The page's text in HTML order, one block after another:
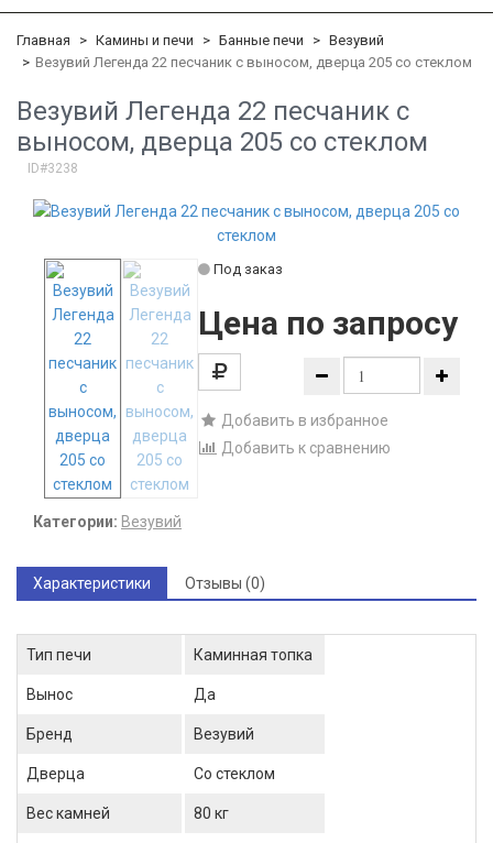
Главная Камины и печи Банные печи
Везувий
Везувий Легенда 22 песчаник c выносом, дверца 205 со стеклом
Везувий Легенда 22 песчаник c
выносом, дверца 205 со стеклом
ID#3238
Под заказ
Цена по запросу
Добавить в избранное
Добавить к сравнению
Категории: Везувий
Характеристики Отзывы (0)
Тип печи Каминная топка
Вынос Да
Бренд Везувий
Дверца Со стеклом
Вес камней 80 кг